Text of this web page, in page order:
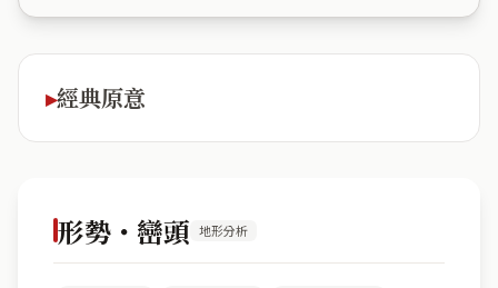
經典原意
形勢・巒頭 地形分析